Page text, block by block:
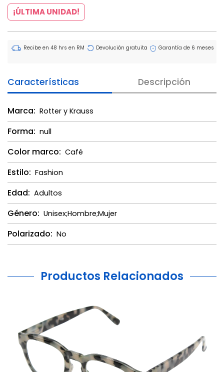
¡ÚLTIMA UNIDAD!
Recibe en 48 hrs en RM Devolución gratuita Garantía de 6 meses
Características Descripción
Marca: Rotter y Krauss
Forma: null
Color marco: Café
Estilo: Fashion
Edad: Adultos
Género: Unisex;Hombre;Mujer
Polarizado: No
Productos Relacionados